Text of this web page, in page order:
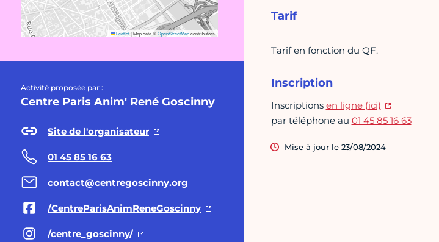
Leaflet|Map data ©OpenStreetMapcontributors
Activité proposée par :
Centre Paris Anim' René Goscinny
Site de l'organisateur
01 45 85 16 63
contact@centregoscinny.org
/CentreParisAnimReneGoscinny
/centre_goscinny/
Tarif
Tarif en fonction du QF.
Inscription
Inscriptions en ligne (ici)
par téléphone au 01 45 85 16 63
Mise à jour le 23/08/2024